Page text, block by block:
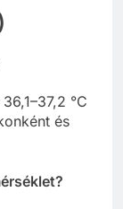
°C
és